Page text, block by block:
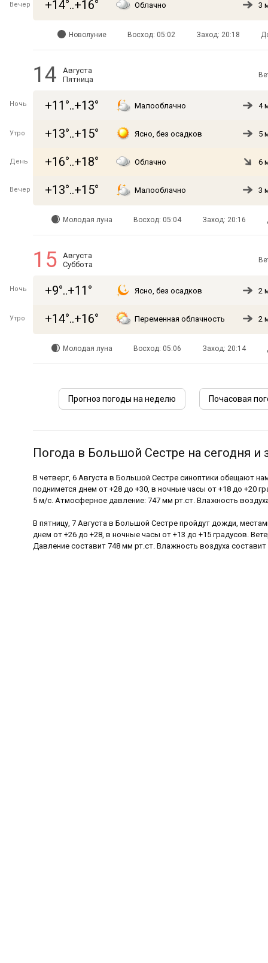
Вечер +14°..+16° Облачно 3
Новолуние Восход: 05:02 Заход: 20:18
14
Августа
Пятница
Ночь +11°..+13° Малооблачно 4
Утро +13°..+15° Ясно, без осадков 5
День +16°..+18° Облачно 6
Вечер +13°..+15° Малооблачно 3
Молодая луна Восход: 05:04 Заход: 20:16
15
Августа
Суббота
Ночь +9°..+11° Ясно, без осадков 2
Утро +14°..+16° Переменная облачность 2
Молодая луна Восход: 05:06 Заход: 20:14
Прогноз погоды на неделю Почасовая
Погода в Большой Сестре на сегодня и
В четверг, 6 Августа в Большой Сестре синоптики обещают
поднимется днем от +28 до +30, в ночные часы от +18 до +20
5 м/с. Атмосферное давление: 747 мм рт.ст. Влажность
В пятницу, 7 Августа в Большой Сестре пройдут дожди,
днем от +26 до +28, в ночные часы от +13 до +15 градусов.
Давление составит 748 мм рт.ст. Влажность воздуха составит